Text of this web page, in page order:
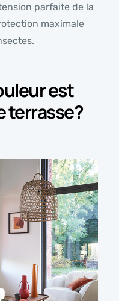
parfaite de la
maximale
est
terrasse?